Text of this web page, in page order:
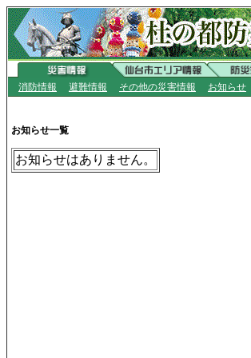
消防情報 避難情報 その他の災害情報 お知らせ
お知らせ一覧
お知らせはありません。